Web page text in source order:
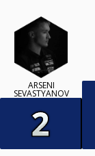
ARSENI
SEVASTYANOV